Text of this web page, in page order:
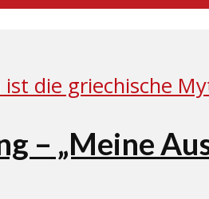
– „Meine